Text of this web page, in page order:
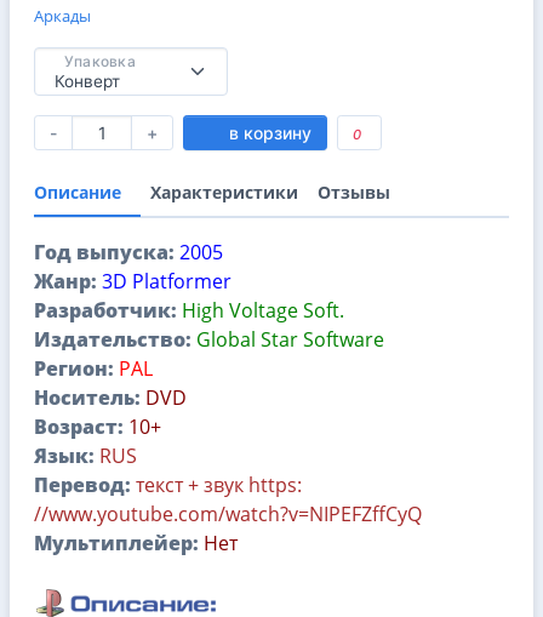
Аркады
Упаковка
- + в корзину 0
Описание Характеристики Отзывы
Год выпуска: 2005
Жанр: 3D Platformer
Разработчик: High Voltage Soft.
Издательство: Global Star Software
Регион: PAL
Носитель: DVD
Возраст: 10+
Язык: RUS
Перевод: текст + звук https:
//www.youtube.com/watch?v=NIPEFZffCyQ
Мультиплейер: Нет